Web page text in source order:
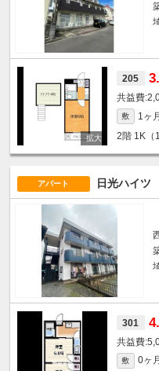
205
敷 1ヶ
2階 1K（
アパート 日光ハイツ
301
敷 0ヶ月